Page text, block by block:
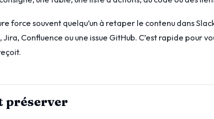
force souvent quelqu’un à retaper le contenu dans
Confluence ou une issue GitHub. C’est rapide pour
préserver